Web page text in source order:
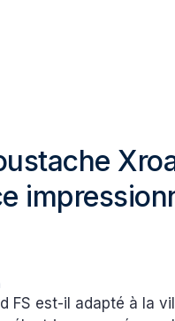
FS est-il adapté à la